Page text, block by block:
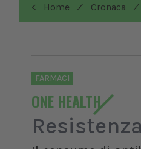
< Home / Cronaca /
FARMACI
ONE HEALTH